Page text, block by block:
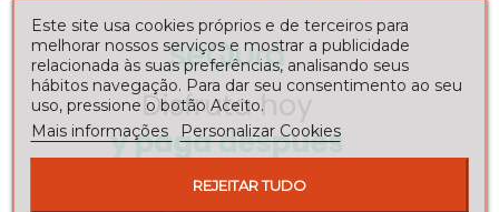
Este site usa cookies próprios e de terceiros para
melhorar nossos serviços e mostrar a publicidade
relacionada às suas preferências, analisando seus
hábitos navegação. Para dar seu consentimento ao seu
uso, pressione o botão Aceito.
Mais informações
Personalizar Cookies
REJEITAR TUDO